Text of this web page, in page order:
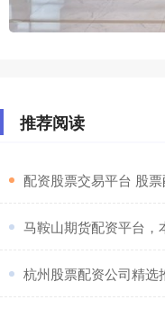
推荐阅读
配资股票交易平台 股
马鞍山期货配资平台，
杭州股票配资公司精选